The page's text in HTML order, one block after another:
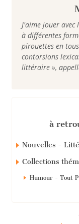
J'aime jouer avec
à différentes
pirouettes en
contorsions
littéraire »,
à
Nouvelles -
Collections
Humour - Tout